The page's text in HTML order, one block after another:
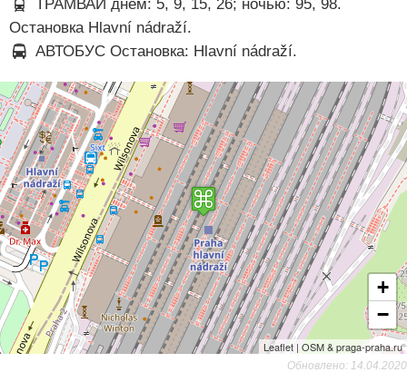
ТРАМВАЙ днём: 5, 9, 15, 26; ночью: 95, 98.
Остановка Hlavní nádraží.
АВТОБУС Остановка: Hlavní nádraží.
+
−
Leaflet | OSM & praga-praha.ru
Обновлено: 14.04.2020